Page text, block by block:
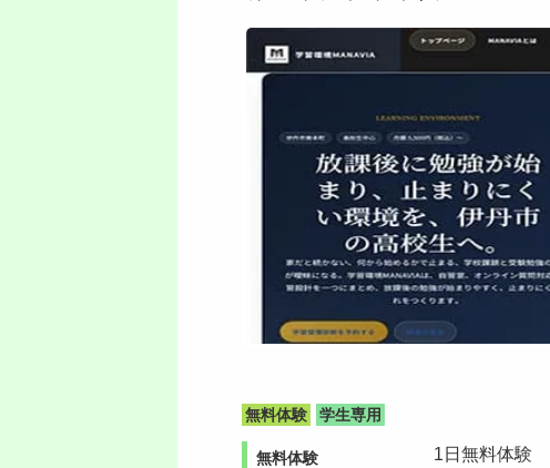
無料体験 学生専用
無料体験 1日無料体験